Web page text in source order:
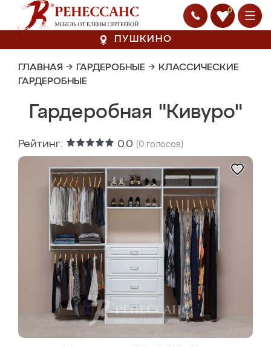
0
ПУШКИНО
ГЛАВНАЯ → ГАРДЕРОБНЫЕ → КЛАССИЧЕСКИЕ
ГАРДЕРОБНЫЕ
Гардеробная "Кивуро"
Рейтинг: 0.0 (0 голосов)